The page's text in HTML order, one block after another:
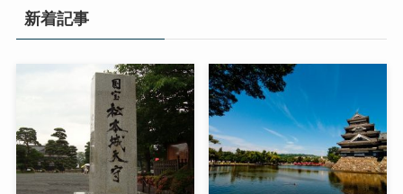
新着記事